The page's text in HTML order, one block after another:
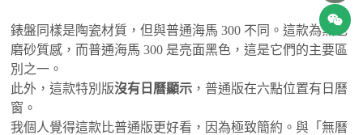
錶盤同樣是陶瓷材質，但與普通海馬 300 不同。這款為黑色
磨砂質感，而普通海馬 300 是亮面黑色，這是它們的主要區
別之一。
此外，這款特別版沒有日曆顯示 ，普通版在六點位置有日曆
窗。
我個人覺得這款比普通版更好看，因為極致簡約。與「無曆